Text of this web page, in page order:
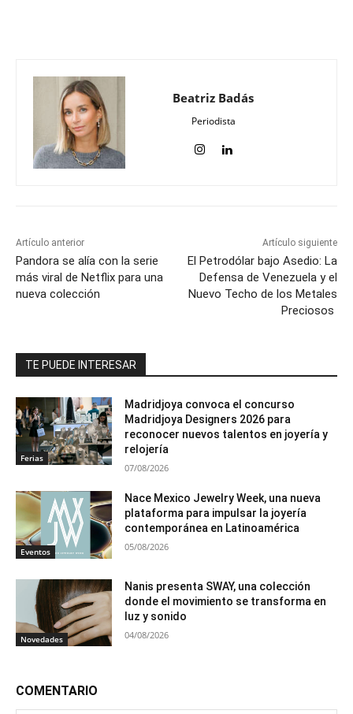
Beatriz Badás
Periodista
Artículo anterior
Pandora se alía con la serie
más viral de Netflix para una
nueva colección
Artículo siguiente
El Petrodólar bajo Asedio: La
Defensa de Venezuela y el
Nuevo Techo de los Metales
Preciosos
TE PUEDE INTERESAR
Ferias
Madridjoya convoca el concurso
Madridjoya Designers 2026 para
reconocer nuevos talentos en joyería y
relojería
07/08/2026
Eventos
Nace Mexico Jewelry Week, una nueva
plataforma para impulsar la joyería
contemporánea en Latinoamérica
05/08/2026
Novedades
Nanis presenta SWAY, una colección
donde el movimiento se transforma en
luz y sonido
04/08/2026
COMENTARIO